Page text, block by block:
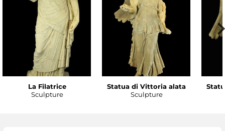
La Filatrice
Sculpture
Statua di Vittoria alata
Sculpture